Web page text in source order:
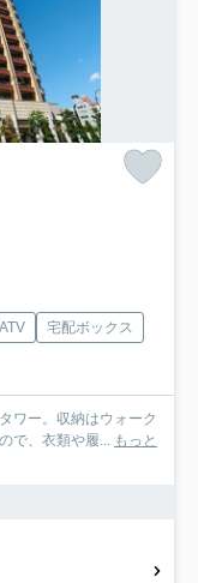
宅配ボックス
ワー。収納はウォーク
で、衣類や履... もっと